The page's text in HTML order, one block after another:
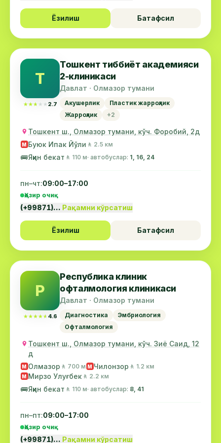
Ёзилиш Батафсил
Т
★★★★★
★★★★★ 2.7
Тошкент тиббиёт академияси
2-клиникаси
Давлат · Олмазор тумани
Акушерлик
Пластик жарроҳлик
Жарроҳлик
+2
Тошкент ш., Олмазор тумани, кўч. Форобий, 2д
М Буюк Ипак Йўли 🚶 2.5 км
🚌Яқин бекат 🚶 110 м· автобуслар: 1, 16, 24
пн–чт:09:00–17:00
Ҳозир очиқ
(+99871)… Рақамни кўрсатиш
Ёзилиш Батафсил
Р
★★★★★
★★★★★ 4.6
Республика клиник
офталмология клиникаси
Давлат · Олмазор тумани
Диагностика
Эмбриология
Офталмология
Тошкент ш., Олмазор тумани, кўч. Зиё Саид, 12
д
М Олмазор 🚶 700 м М Чилонзор 🚶 1.2 км
М Мирзо Улуғбек 🚶 2.2 км
🚌Яқин бекат 🚶 110 м· автобуслар: 8, 41
пн–пт:09:00–17:00
Ҳозир очиқ
(+99871)… Рақамни кўрсатиш